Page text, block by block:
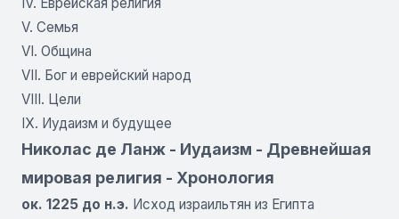
V. Семья
VI. Община
VII. Бог и еврейский народ
VIII. Цели
IX. Иудаизм и будущее
Николаc де Ланж - Иудаизм - Древнейшая
мировая религия - Хронология
ок. 1225 до н.э. Исход израильтян из Египта